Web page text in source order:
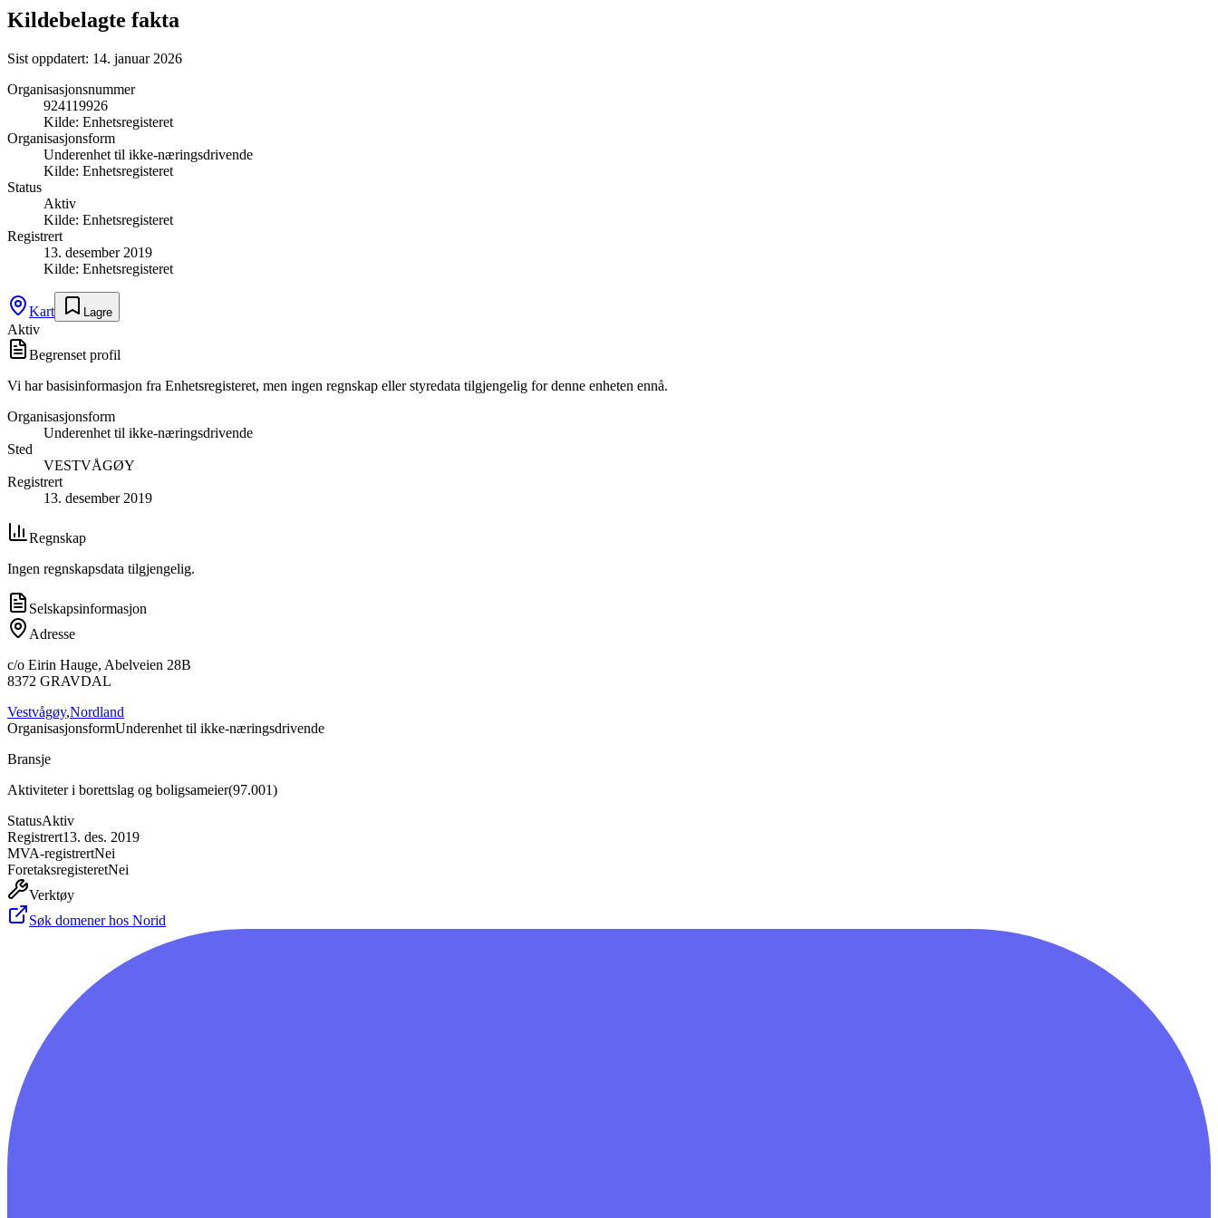
Kildebelagte fakta
Sist oppdatert: 14. januar 2026
Organisasjonsnummer
924119926
Kilde: Enhetsregisteret
Organisasjonsform
Underenhet til ikke-næringsdrivende
Kilde: Enhetsregisteret
Status
Aktiv
Kilde: Enhetsregisteret
Registrert
13. desember 2019
Kilde: Enhetsregisteret
Kart Lagre
Aktiv
Begrenset profil
Vi har basisinformasjon fra Enhetsregisteret, men ingen regnskap eller styredata tilgjengelig for denne enheten ennå.
Organisasjonsform
Underenhet til ikke-næringsdrivende
Sted
VESTVÅGØY
Registrert
13. desember 2019
Regnskap
Ingen regnskapsdata tilgjengelig.
Selskapsinformasjon
Adresse
c/o Eirin Hauge, Abelveien 28B
8372 GRAVDAL
Vestvågøy,Nordland
OrganisasjonsformUnderenhet til ikke-næringsdrivende
Bransje
Aktiviteter i borettslag og boligsameier(97.001)
StatusAktiv
Registrert13. des. 2019
MVA-registrertNei
ForetaksregisteretNei
Verktøy
Søk domener hos Norid